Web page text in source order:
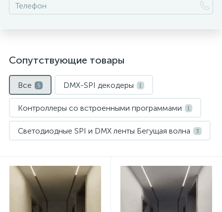
Сопутствующие товары
Все 5 DMX-SPI декодеры 1
Контроллеры со встроенными программами 1
Светодиодные SPI и DMX ленты Бегущая волна 3